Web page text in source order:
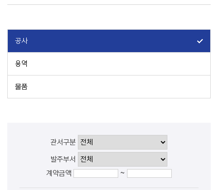
기
기
크 보
공사
용역
물품
관서구분
발주부서
계약금액
~